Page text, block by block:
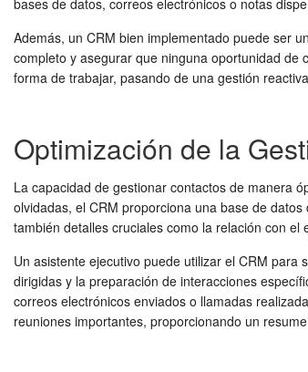
bases de datos, correos electrónicos o notas
Además, un CRM bien implementado puede ser
completo y asegurar que ninguna oportunidad de
forma de trabajar, pasando de una gestión
Optimización de la
La capacidad de gestionar contactos de manera
olvidadas, el CRM proporciona una base de
también detalles cruciales como la relación con
Un asistente ejecutivo puede utilizar el CRM
dirigidas y la preparación de interacciones
correos electrónicos enviados o llamadas
reuniones importantes, proporcionando un